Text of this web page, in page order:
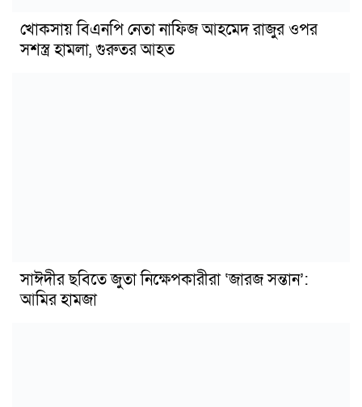
খোকসায় বিএনপি নেতা নাফিজ আহমেদ রাজুর ওপর
সশস্ত্র হামলা, গুরুতর আহত
সাঈদীর ছবিতে জুতা নিক্ষেপকারীরা ‘জারজ সন্তান’:
আমির হামজা